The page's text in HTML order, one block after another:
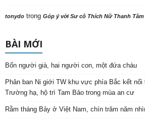
tonydo trong Góp ý với Sư cô Thích Nữ Thanh Tâm
BÀI MỚI
Bốn người già, hai người con, một đứa cháu
Phân ban Ni giới TW khu vực phía Bắc kết
Trường hạ, hộ trì Tam Bảo trong mùa an cư
Rằm tháng Bảy ở Việt Nam, chín trăm năm